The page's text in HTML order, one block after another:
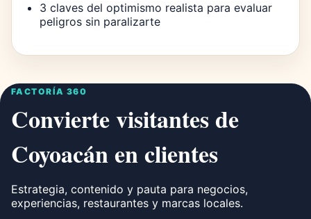
3 claves del optimismo realista para evaluar
peligros sin paralizarte
FACTORÍA 360
Convierte visitantes de
Coyoacán en clientes
Estrategia, contenido y pauta para negocios,
experiencias, restaurantes y marcas locales.